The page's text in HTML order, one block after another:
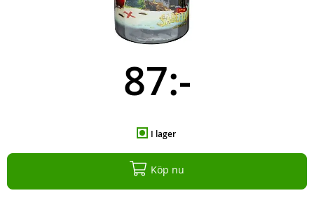
87:-
I lager
Köp nu